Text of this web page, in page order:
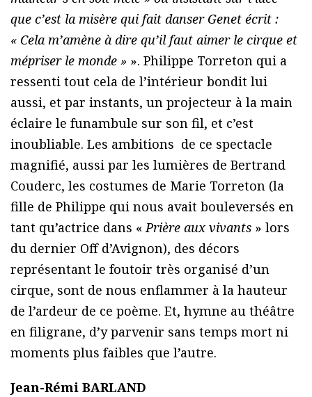
que c’est la misère qui fait danser Genet écrit :
« Cela m’amène à dire qu’il faut aimer le cirque et
mépriser le monde » ». Philippe Torreton qui a
ressenti tout cela de l’intérieur bondit lui
aussi, et par instants, un projecteur à la main
éclaire le funambule sur son fil, et c’est
inoubliable. Les ambitions de ce spectacle
magnifié, aussi par les lumières de Bertrand
Couderc, les costumes de Marie Torreton (la
fille de Philippe qui nous avait bouleversés en
tant qu’actrice dans «Prière aux vivants » lors
du dernier Off d’Avignon), des décors
représentant le foutoir très organisé d’un
cirque, sont de nous enflammer à la hauteur
de l’ardeur de ce poème. Et, hymne au théâtre
en filigrane, d’y parvenir sans temps mort ni
moments plus faibles que l’autre.
Jean-Rémi BARLAND